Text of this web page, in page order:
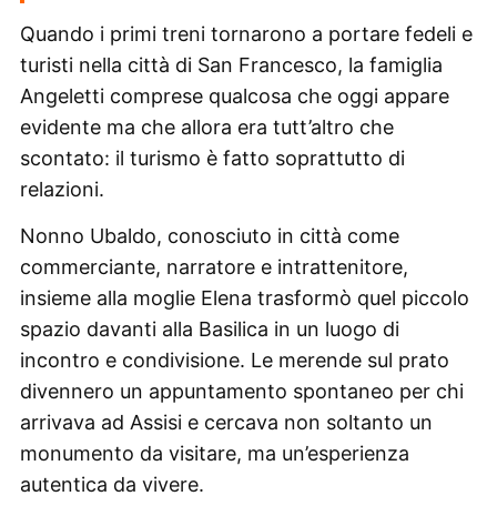
Quando i primi treni tornarono a portare fedeli e
turisti nella città di San Francesco, la famiglia
Angeletti comprese qualcosa che oggi appare
evidente ma che allora era tutt’altro che
scontato: il turismo è fatto soprattutto di
relazioni.
Nonno Ubaldo, conosciuto in città come
commerciante, narratore e intrattenitore,
insieme alla moglie Elena trasformò quel piccolo
spazio davanti alla Basilica in un luogo di
incontro e condivisione. Le merende sul prato
divennero un appuntamento spontaneo per chi
arrivava ad Assisi e cercava non soltanto un
monumento da visitare, ma un’esperienza
autentica da vivere.